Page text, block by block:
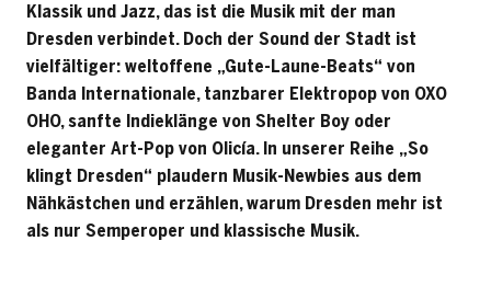
Klassik und Jazz, das ist die Musik mit der man
Dresden verbindet. Doch der Sound der Stadt ist
vielfältiger: weltoffene „Gute-Laune-Beats“ von
Banda Internationale, tanzbarer Elektropop von OXO
OHO, sanfte Indieklänge von Shelter Boy oder
eleganter Art-Pop von Olicía. In unserer Reihe „So
klingt Dresden“ plaudern Musik-Newbies aus dem
Nähkästchen und erzählen, warum Dresden mehr ist
als nur Semperoper und klassische Musik.